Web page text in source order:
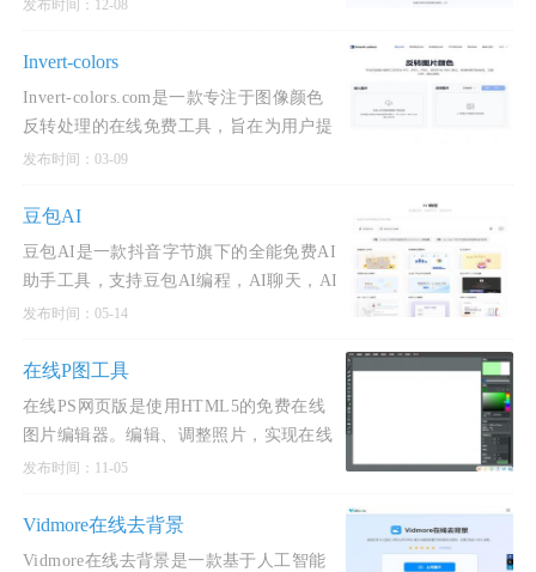
发布时间：12-08
Invert-colors
Invert-colors.com是一款专注于图像颜色
反转处理的在线免费工具，旨在为用户提
供快速、便捷的负片效果生成和颜色校正
发布时间：03-09
豆包AI
豆包AI是一款抖音字节旗下的全能免费AI
助手工具，支持豆包AI编程，AI聊天，AI
图片生成，AI漫画生成，AI写作等。豆包
大且操作简便，适合多种用户需求。这款
工具的核心优势在于免费、高效和易
发布时间：05-14
在线P图工具
在线PS网页版是使用HTML5的免费在线
图片编辑器。编辑、调整照片，实现在线
p图在线抠图、图像处理等功能
发布时间：11-05
Vidmore在线去背景
Vidmore在线去背景是一款基于人工智能